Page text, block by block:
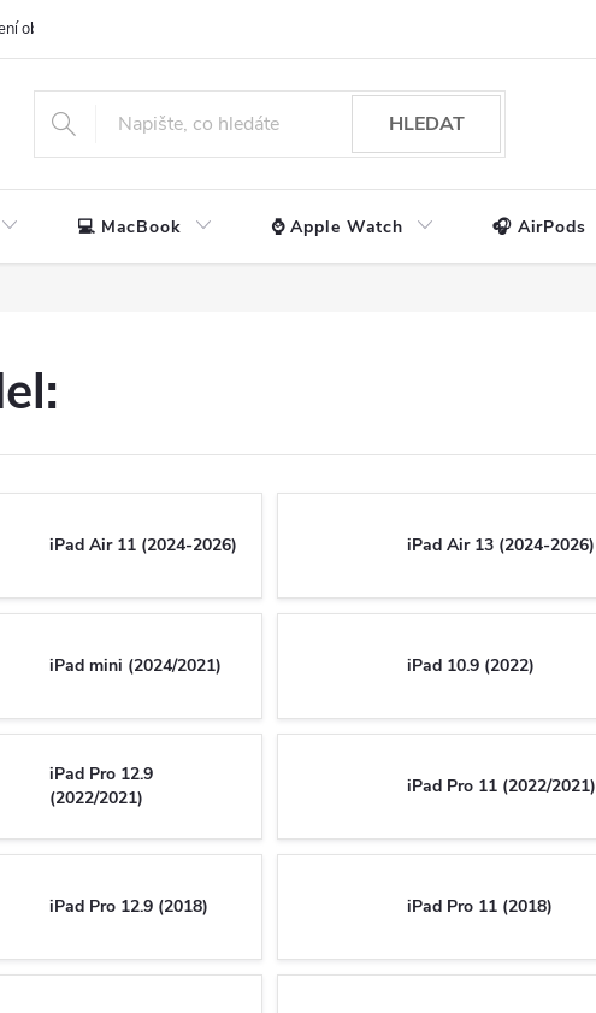
obchodu
HLEDAT
💻 MacBook ⌚ Apple Watch 🎧 AirPods
iPad Air 11 (2024-2026) iPad Air 13 (2024-2026)
iPad mini (2024/2021) iPad 10.9 (2022)
iPad Pro 12.9
(2022/2021)
iPad Pro 11 (2022/2021)
iPad Pro 12.9 (2018) iPad Pro 11 (2018)